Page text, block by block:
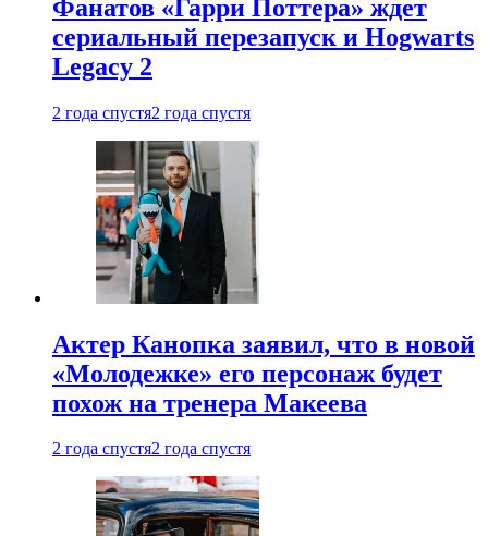
Фанатов «Гарри Поттера» ждет
сериальный перезапуск и Hogwarts
Legacy 2
2 года спустя2 года спустя
Актер Канопка заявил, что в новой
«Молодежке» его персонаж будет
похож на тренера Макеева
2 года спустя2 года спустя